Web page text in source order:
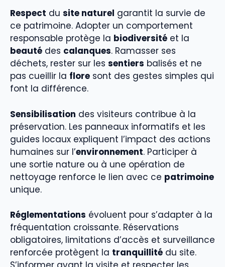
Respect du site naturel garantit la survie de
ce patrimoine. Adopter un comportement
responsable protège la biodiversité et la
beauté des calanques. Ramasser ses
déchets, rester sur les sentiers balisés et ne
pas cueillir la flore sont des gestes simples qui
font la différence.
Sensibilisation des visiteurs contribue à la
préservation. Les panneaux informatifs et les
guides locaux expliquent l’impact des actions
humaines sur l’environnement. Participer à
une sortie nature ou à une opération de
nettoyage renforce le lien avec ce patrimoine
unique.
Réglementations évoluent pour s’adapter à la
fréquentation croissante. Réservations
obligatoires, limitations d’accès et surveillance
renforcée protègent la tranquillité du site.